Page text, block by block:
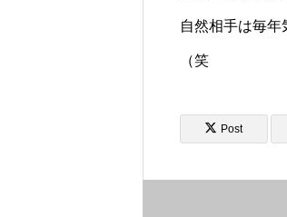
自然相手は毎
（笑
Post